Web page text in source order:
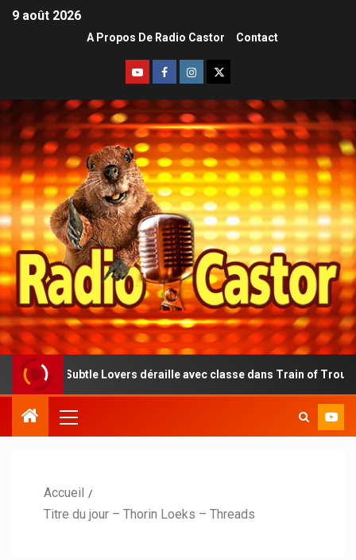
9 août 2026
A Propos De Radio Castor Contact
Lovers déraille avec classe dans Train of Troubles
Accueil
Titre du jour – Thorin Loeks – Threads